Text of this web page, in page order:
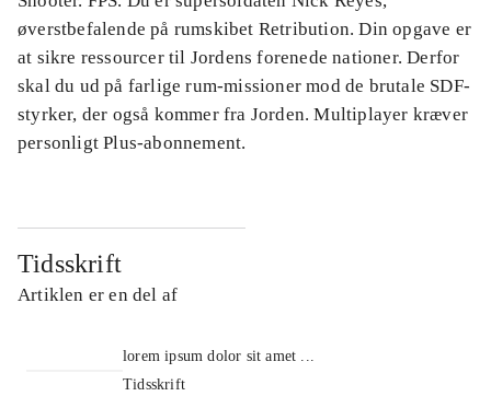
øverstbefalende på rumskibet Retribution. Din opgave er
at sikre ressourcer til Jordens forenede nationer. Derfor
skal du ud på farlige rum-missioner mod de brutale SDF-
styrker, der også kommer fra Jorden. Multiplayer kræver
personligt Plus-abonnement.
Tidsskrift
Artiklen er en del af
lorem ipsum dolor sit amet ...
Tidsskrift